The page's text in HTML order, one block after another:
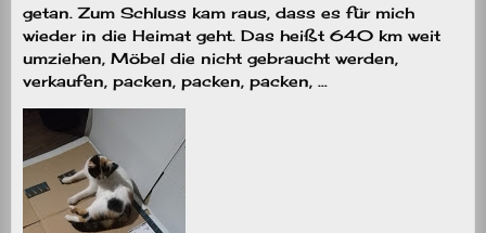
getan. Zum Schluss kam raus, dass es für mich
wieder in die Heimat geht. Das heißt 640 km weit
umziehen, Möbel die nicht gebraucht werden,
verkaufen, packen, packen, packen, …